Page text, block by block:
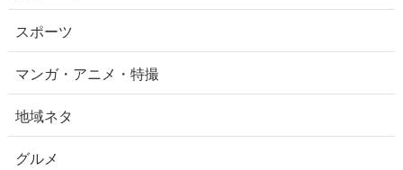
スポーツ
マンガ・アニメ・特撮
地域ネタ
グルメ